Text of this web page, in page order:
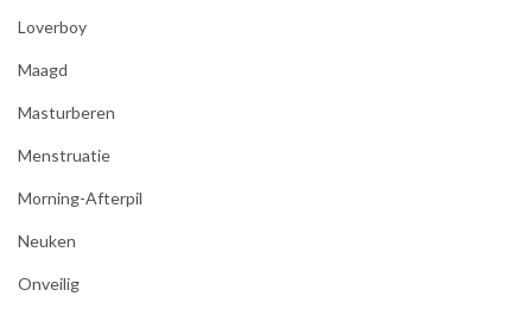
Loverboy
Maagd
Masturberen
Menstruatie
Morning-Afterpil
Neuken
Onveilig